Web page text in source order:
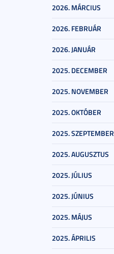
2026. MÁRCIUS
2026. FEBRUÁR
2026. JANUÁR
2025. DECEMBER
2025. NOVEMBER
2025. OKTÓBER
2025. SZEPTEMBER
2025. AUGUSZTUS
2025. JÚLIUS
2025. JÚNIUS
2025. MÁJUS
2025. ÁPRILIS